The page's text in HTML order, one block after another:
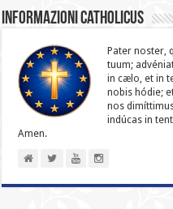
Informazioni catholicus
Pater noster,
tuum;
in cælo, et in
nobis hódie;
nos
indúcas in
Amen.